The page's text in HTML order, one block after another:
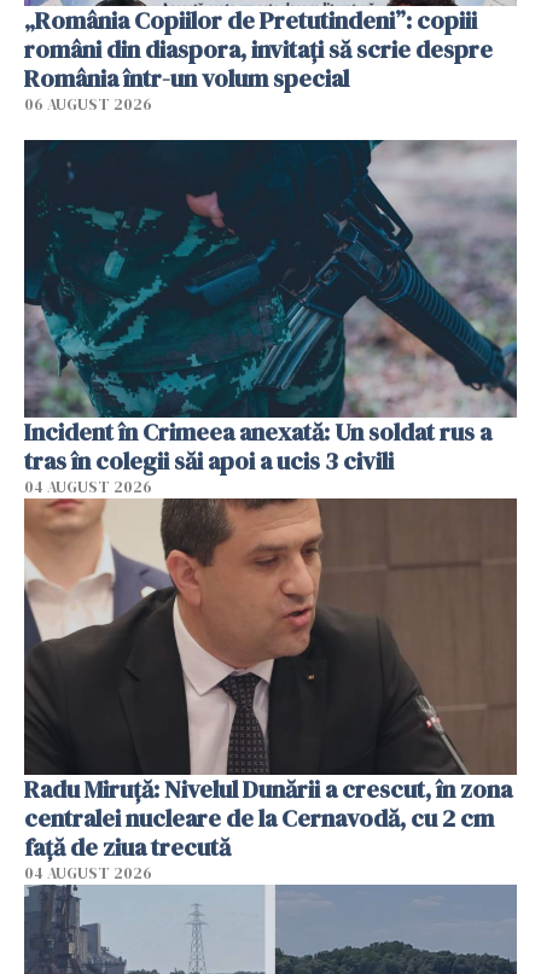
„România Copiilor de Pretutindeni”: copiii
români din diaspora, invitați să scrie despre
România într-un volum special
06 AUGUST 2026
Incident în Crimeea anexată: Un soldat rus a
tras în colegii săi apoi a ucis 3 civili
04 AUGUST 2026
Radu Miruţă: Nivelul Dunării a crescut, în zona
centralei nucleare de la Cernavodă, cu 2 cm
faţă de ziua trecută
04 AUGUST 2026